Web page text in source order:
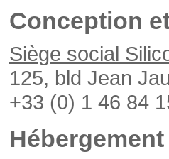
Conception
Siège social
125, bld Jean
+33 (0) 1 46 84